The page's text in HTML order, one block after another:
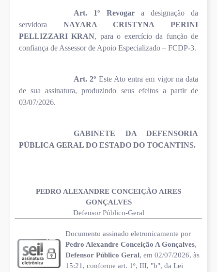
Art. 1º Revogara designação da
servidora NAYARA CRISTYNA PERINI
PELLIZZARI KRAN, para o exercício da função de
confiança de Assessor de Apoio Especializado – FCDP-3.
Art. 2º Este Ato entra em vigor na data
de sua assinatura, produzindo seus efeitos a partir de
03/07/2026.
GABINETE DA DEFENSORIA
PÚBLICA GERAL DO ESTADO DO TOCANTINS.
PEDRO ALEXANDRE CONCEIÇÃO AIRES
GONÇALVES
Defensor Público-Geral
Documento assinado eletronicamente por
Pedro Alexandre Conceição A Gonçalves,
Defensor Público Geral, em 02/07/2026, às
15:21, conforme art. 1º, III, "b", da Lei